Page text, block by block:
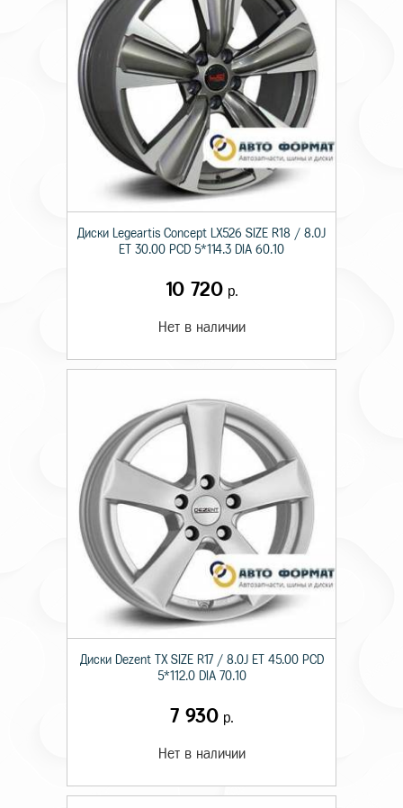
Диски Legeartis Concept LX526 SIZE R18 / 8.0J
ET 30.00 PCD 5*114.3 DIA 60.10
10 720р.
Нет в наличии
Диски Dezent TX SIZE R17 / 8.0J ET 45.00 PCD
5*112.0 DIA 70.10
7 930р.
Нет в наличии